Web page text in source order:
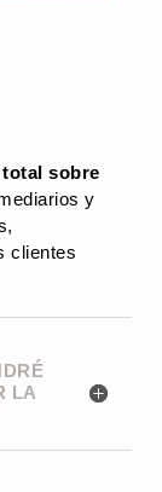
sobre
y
clientes
LA